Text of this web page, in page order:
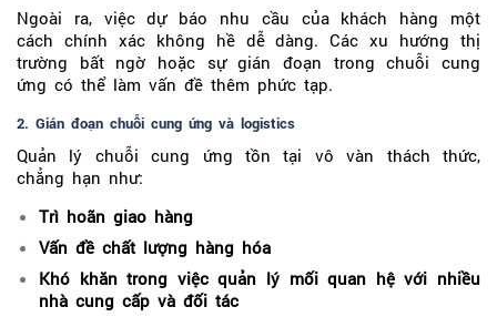
Ngoài ra, việc dự báo nhu cầu của khách hàng một
cách chính xác không hề dễ dàng. Các xu hướng thị
trường bất ngờ hoặc sự gián đoạn trong chuỗi cung
ứng có thể làm vấn đề thêm phức tạp.
2. Gián đoạn chuỗi cung ứng và logistics
Quản lý chuỗi cung ứng tồn tại vô vàn thách thức,
chẳng hạn như:
Trì hoãn giao hàng
Vấn đề chất lượng hàng hóa
Khó khăn trong việc quản lý mối quan hệ với nhiều
nhà cung cấp và đối tác